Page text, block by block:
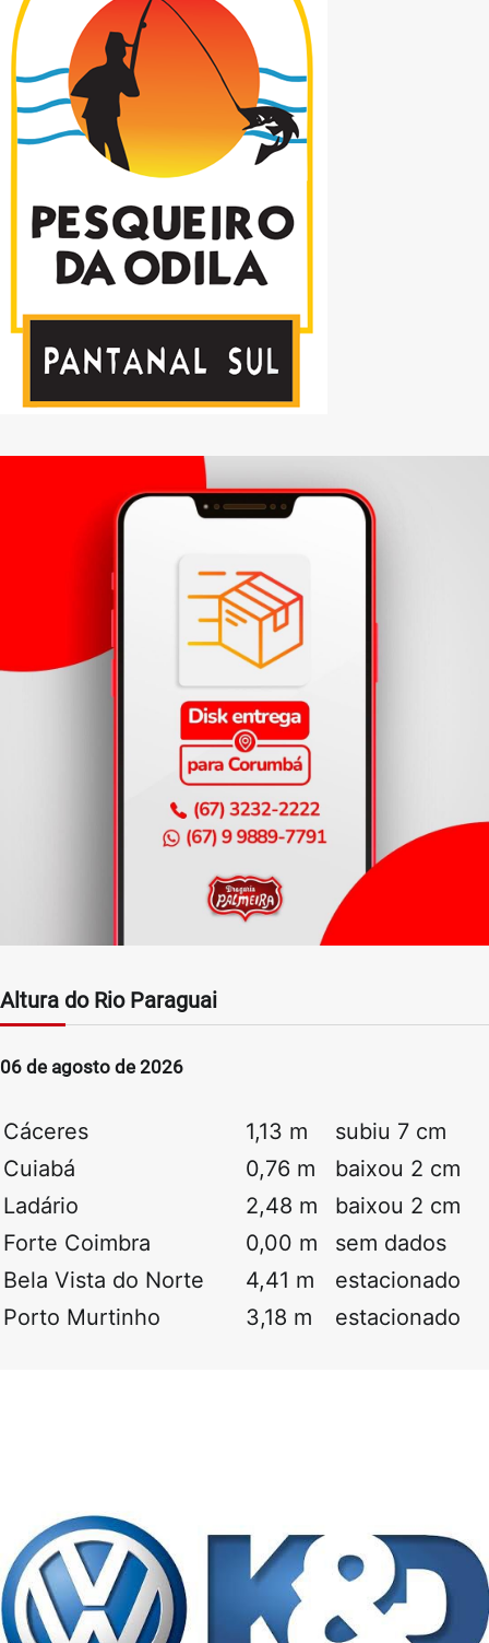
Altura do Rio Paraguai
06 de agosto de 2026
Cáceres 1,13 m
subiu 7 cm
Cuiabá
0,76 m
baixou 2 cm
Ladário
2,48 m
baixou 2 cm
Forte Coimbra
0,00 m
sem dados
Bela Vista do Norte
4,41 m
estacionado
Porto Murtinho
3,18 m estacionado